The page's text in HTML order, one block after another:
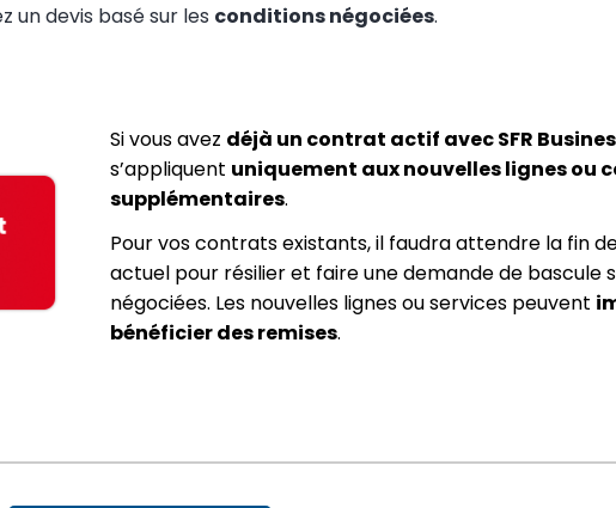
un devis basé sur les conditions négociées.
Si vous avez déjà un contrat actif avec SFR
s’appliquent uniquement aux nouvelles lignes ou
supplémentaires.
Pour vos contrats existants, il faudra attendre la fin
actuel pour résilier et faire une demande de bascule
négociées. Les nouvelles lignes ou services peuvent
bénéficier des remises.